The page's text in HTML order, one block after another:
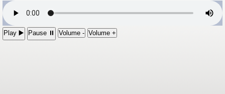
Play ▶️ Pause ⏸ Volume - Volume +